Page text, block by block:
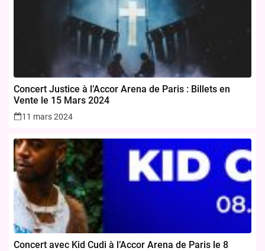
Concert Justice à l’Accor Arena de Paris : Billets en
Vente le 15 Mars 2024
11 mars 2024
Concert avec Kid Cudi à l’Accor Arena de Paris le 8